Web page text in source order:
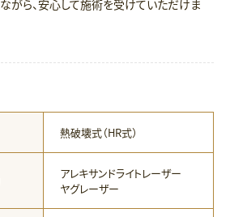
がら、安心して施術を受けていただけま
熱破壊式（HR式）
アレキサンドライトレーザー
ヤグレーザー